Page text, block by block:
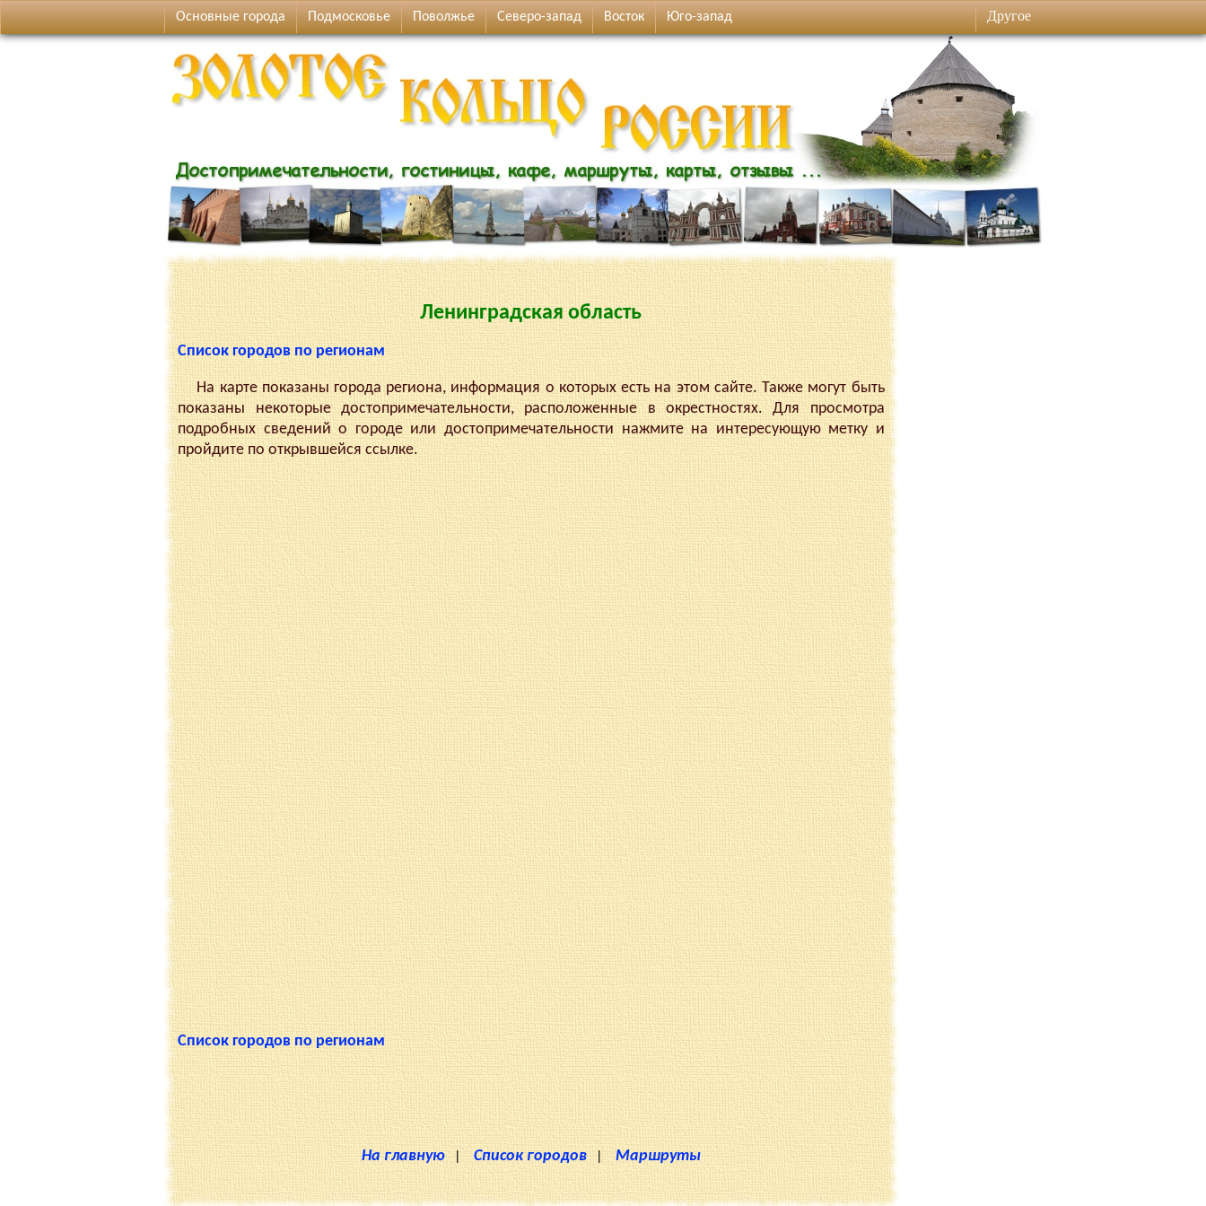
Основные города Подмосковье Поволжье Северо-запад Восток Юго-запад Другое
Ленинградская область
Список городов по регионам
На карте показаны города региона, информация о которых есть на этом сайте. Также могут быть
показаны некоторые достопримечательности, расположенные в окрестностях. Для просмотра
подробных сведений о городе или достопримечательности нажмите на интересующую метку и
пройдите по открывшейся ссылке.
Список городов по регионам
На главную | Список городов| Маршруты